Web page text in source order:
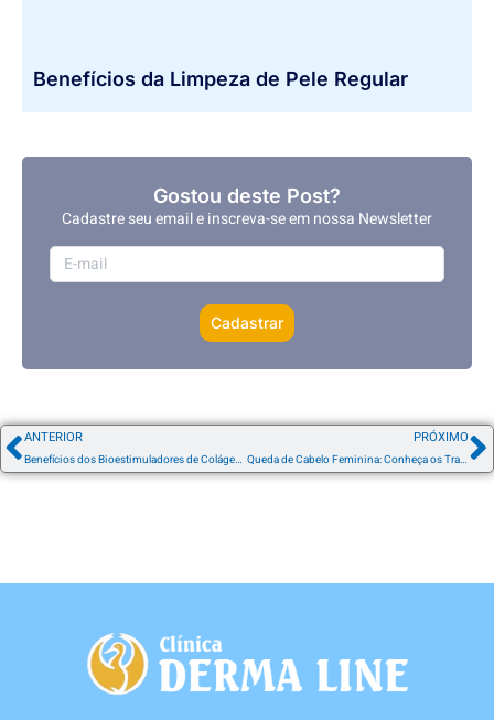
Benefícios da Limpeza de Pele Regular
Gostou deste Post?
Cadastre seu email e inscreva-se em nossa Newsletter
Cadastrar
ANTERIOR
Benefícios dos Bioestimuladores de Colágeno
PRÓXIMO
Queda de Cabelo Feminina: Conheça os Tratamentos Mais Avançados para Recuperar seu Volume